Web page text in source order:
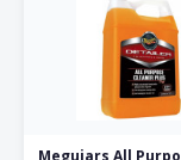
Meguiars All